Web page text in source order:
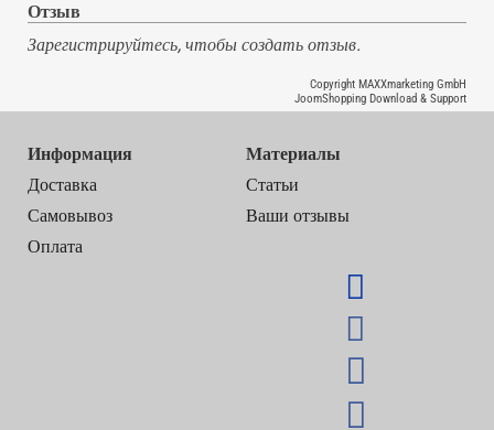
Отзыв
Зарегистрируйтесь, чтобы создать отзыв.
Copyright MAXXmarketing GmbH
JoomShopping Download & Support
Информация
Доставка
Самовывоз
Оплата
Материалы
Статьи
Ваши отзывы